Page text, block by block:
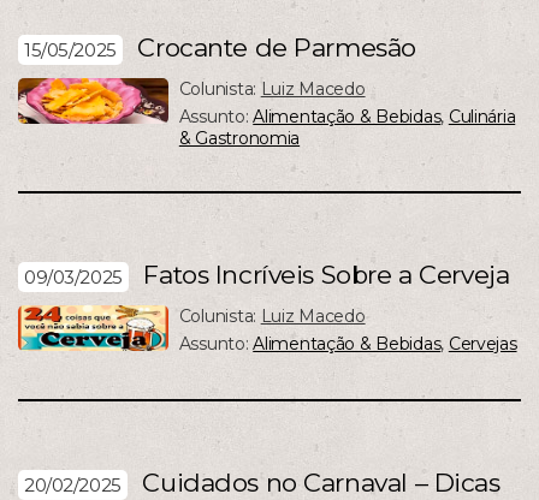
15/05/2025 Crocante de Parmesão
Colunista: Luiz Macedo
Assunto:Alimentação & Bebidas, Culinária
& Gastronomia
09/03/2025 Fatos Incríveis Sobre a Cerveja
Colunista: Luiz Macedo
Assunto:Alimentação & Bebidas, Cervejas
20/02/2025
Cuidados no Carnaval – Dicas